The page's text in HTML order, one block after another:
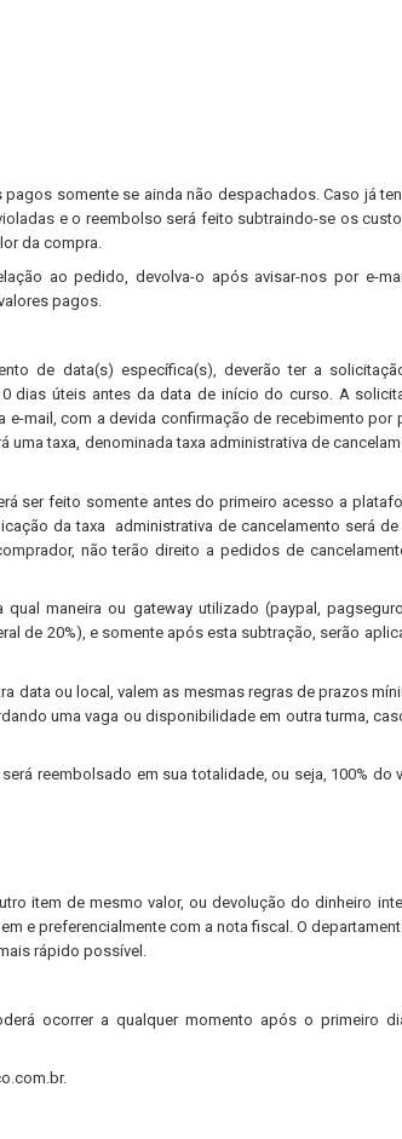
somente se ainda não despachados. Caso já
e o reembolso será feito subtraindo-se os
da compra.
ao pedido, devolva-o após avisar-nos por e-
pagos.
de data(s) específica(s), deverão ter a
dias úteis antes da data de início do curso. A
e-mail, com a devida confirmação de recebimento por
uma taxa, denominada taxa administrativa de
ser feito somente antes do primeiro acesso a
da taxa administrativa de cancelamento será de
não terão direito a pedidos de
maneira ou gateway utilizado (paypal,
de 20%), e somente após esta subtração, serão
data ou local, valem as mesmas regras de prazos
uma vaga ou disponibilidade em outra turma,
reembolsado em sua totalidade, ou seja, 100% do
item de mesmo valor, ou devolução do dinheiro
e preferencialmente com a nota fiscal. O
rápido possível.
ocorrer a qualquer momento após o primeiro